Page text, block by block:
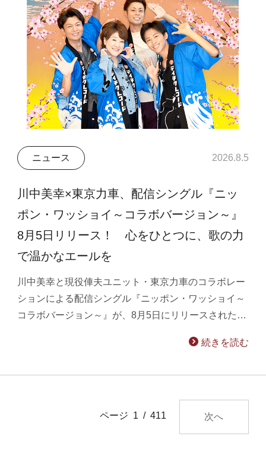
ニュース 2026.8.5
川中美幸×東京力車、配信シングル『ニッ
ポン・ワッショイ～コラボバージョン～』
8月5日リリース！ 心をひとつに、歌の力
で温かなエールを
川中美幸と現役俥夫ユニット・東京力車のコラボレー
ションによる配信シングル『ニッポン・ワッショイ～
コラボバージョン～』が、8月5日にリリースされた…
続きを読む
ページ 1 / 411 次へ